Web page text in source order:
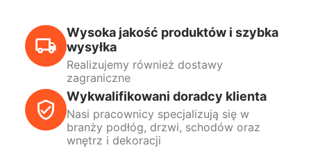
Wysoka jakość produktów i szybka
wysyłka
Realizujemy również dostawy
zagraniczne
Wykwalifikowani doradcy klienta
Nasi pracownicy specjalizują się w
branży podłóg, drzwi, schodów oraz
wnętrz i dekoracji